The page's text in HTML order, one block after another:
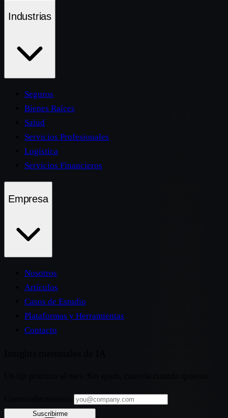
Industrias
Seguros
Bienes Raíces
Salud
Servicios Profesionales
Logística
Servicios Financieros
Empresa
Nosotros
Artículos
Casos de Estudio
Plataformas y Herramientas
Contacto
Suscribirme